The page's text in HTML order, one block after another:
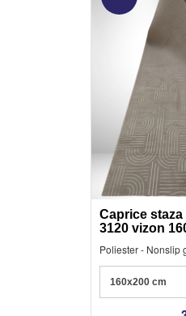
Caprice
3120 vizon
Poliester - Nonslip
160x200 cm